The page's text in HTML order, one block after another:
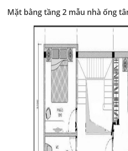
Mặt bằng tầng 2 mẫu nhà ống